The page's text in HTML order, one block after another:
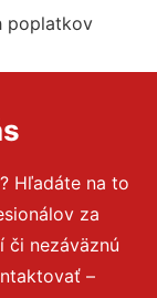
poplatkov
? Hľadáte na to
za
či nezáväznú
–